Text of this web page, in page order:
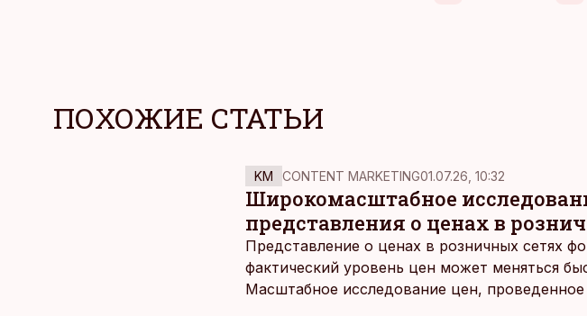
ПОХОЖИЕ СТАТЬИ
KM CONTENT MARKETING01.07.26, 10:32
Широкомасштабное
представления о ценах в
Представление о ценах в розничных сетях
фактический уровень цен может меняться
Масштабное исследование цен,